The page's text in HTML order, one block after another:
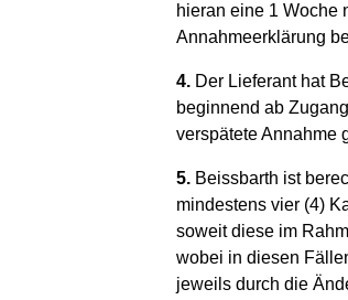
hieran eine 1 Woche
Annahmeerklärung
4. Der Lieferant hat
beginnend ab
verspätete Annahme
5. Beissbarth ist
mindestens vier (4)
soweit diese im
wobei in diesen
jeweils durch die